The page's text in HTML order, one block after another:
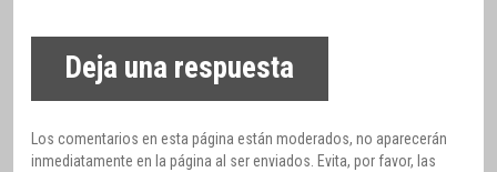
Deja una respuesta
Los comentarios en esta página están moderados, no aparecerán
inmediatamente en la página al ser enviados. Evita, por favor, las